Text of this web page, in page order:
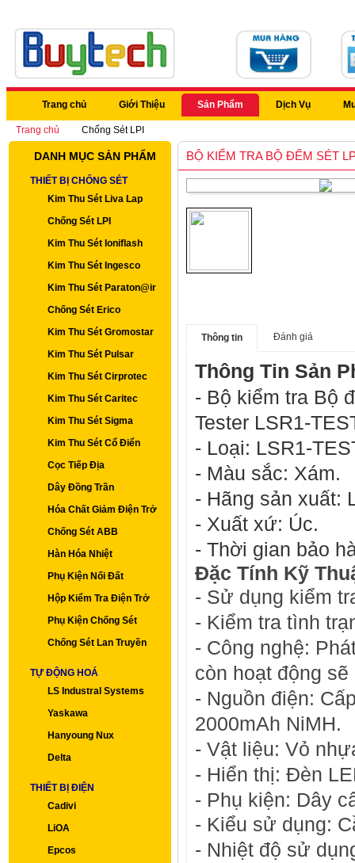
Trang chủ Giới Thiệu Sản Phẩm Dịch Vụ
Trang chủ Chống Sét LPI
DANH MỤC SẢN PHẨM
THIẾT BỊ CHỐNG SÉT
Kim Thu Sét Liva Lap
Chống Sét LPI
Kim Thu Sét Ioniflash
Kim Thu Sét Ingesco
Kim Thu Sét Paraton@ir
Chống Sét Erico
Kim Thu Sét Gromostar
Kim Thu Sét Pulsar
Kim Thu Sét Cirprotec
Kim Thu Sét Caritec
Kim Thu Sét Sigma
Kim Thu Sét Cổ Điển
Cọc Tiếp Địa
Dây Đồng Trần
Hóa Chất Giảm Điện Trở
Chống Sét ABB
Hàn Hóa Nhiệt
Phụ Kiện Nối Đất
Hộp Kiểm Tra Điện Trở
Phụ Kiện Chống Sét
Chống Sét Lan Truyền
TỰ ĐỘNG HOÁ
LS Industral Systems
Yaskawa
Hanyoung Nux
Delta
THIẾT BỊ ĐIỆN
Cadivi
LiOA
Epcos
BỘ KIỂM TRA BỘ ĐẾM SÉT
Thông tin Đánh giá
Thông Tin Sản
- Bộ kiểm tra Bộ
Tester LSR1-
- Loại: LSR1-
- Màu sắc: Xám.
- Hãng sản xuất:
- Xuất xứ: Úc.
- Thời gian bảo
Đặc Tính Kỹ
- Sử dụng kiểm
- Kiểm tra tình
- Công nghệ:
còn hoạt động sẽ
- Nguồn điện:
2000mAh NiMH.
- Vật liệu: Vỏ
- Hiển thị: Đèn
- Phụ kiện: Dây
- Kiểu sử dụng:
- Nhiệt độ sử